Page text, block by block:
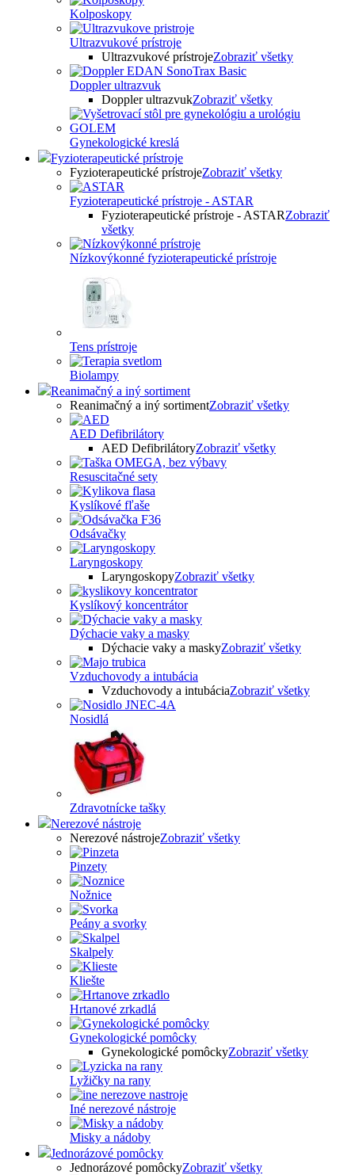
Kolposkopy
Ultrazvukové prístroje
Ultrazvukové prístrojeZobraziť všetky
Doppler ultrazvuk
Doppler ultrazvukZobraziť všetky
Gynekologické kreslá
Fyzioterapeutické prístroje
Fyzioterapeutické prístrojeZobraziť všetky
Fyzioterapeutické prístroje - ASTAR
Fyzioterapeutické prístroje - ASTARZobraziť
všetky
Nízkovýkonné fyzioterapeutické prístroje
Tens prístroje
Biolampy
Reanimačný a iný sortiment
Reanimačný a iný sortimentZobraziť všetky
AED Defibrilátory
AED DefibrilátoryZobraziť všetky
Resuscitačné sety
Kyslíkové fľaše
Odsávačky
Laryngoskopy
LaryngoskopyZobraziť všetky
Kyslíkový koncentrátor
Dýchacie vaky a masky
Dýchacie vaky a maskyZobraziť všetky
Vzduchovody a intubácia
Vzduchovody a intubáciaZobraziť všetky
Nosidlá
Zdravotnícke tašky
Nerezové nástroje
Nerezové nástrojeZobraziť všetky
Pinzety
Nožnice
Peány a svorky
Skalpely
Kliešte
Hrtanové zrkadlá
Gynekologické pomôcky
Gynekologické pomôckyZobraziť všetky
Lyžičky na rany
Iné nerezové nástroje
Misky a nádoby
Jednorázové pomôcky
Jednorázové pomôckyZobraziť všetky